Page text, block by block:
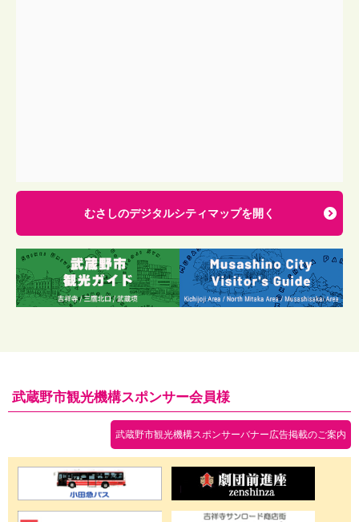
むさしのデジタルシティマップを開く
武蔵野市観光機構スポンサー会員様
武蔵野市観光機構スポンサーバナー広告掲載のご案内